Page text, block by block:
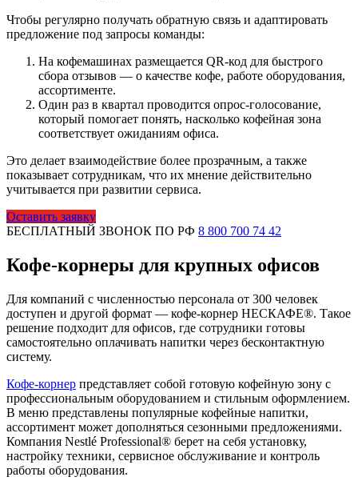
Чтобы регулярно получать обратную связь и адаптировать
предложение под запросы команды:
На кофемашинах размещается QR-код для быстрого
сбора отзывов — о качестве кофе, работе оборудования,
ассортименте.
Один раз в квартал проводится опрос-голосование,
который помогает понять, насколько кофейная зона
соответствует ожиданиям офиса.
Это делает взаимодействие более прозрачным, а также
показывает сотрудникам, что их мнение действительно
учитывается при развитии сервиса.
Оставить заявку
БЕСПЛАТНЫЙ ЗВОНОК ПО РФ 8 800 700 74 42
Кофе-корнеры для крупных офисов
Для компаний с численностью персонала от 300 человек
доступен и другой формат — кофе-корнер НЕСКАФЕ®. Такое
решение подходит для офисов, где сотрудники готовы
самостоятельно оплачивать напитки через бесконтактную
систему.
Кофе-корнер представляет собой готовую кофейную зону с
профессиональным оборудованием и стильным оформлением.
В меню представлены популярные кофейные напитки,
ассортимент может дополняться сезонными предложениями.
Компания Nestlé Professional® берет на себя установку,
настройку техники, сервисное обслуживание и контроль
работы оборудования.